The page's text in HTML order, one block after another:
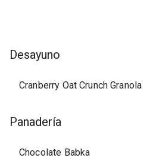
Desayuno
Cranberry Oat Crunch Granola
Panadería
Chocolate Babka